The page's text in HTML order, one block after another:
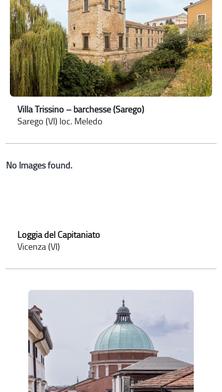
Villa Trissino – barchesse (Sarego)
Sarego (VI) loc. Meledo
No Images found.
Loggia del Capitaniato
Vicenza (VI)